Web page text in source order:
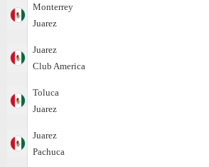
Monterrey
Juаrez
Juаrez
Club America
Toluca
Juаrez
Juаrez
Pachuca